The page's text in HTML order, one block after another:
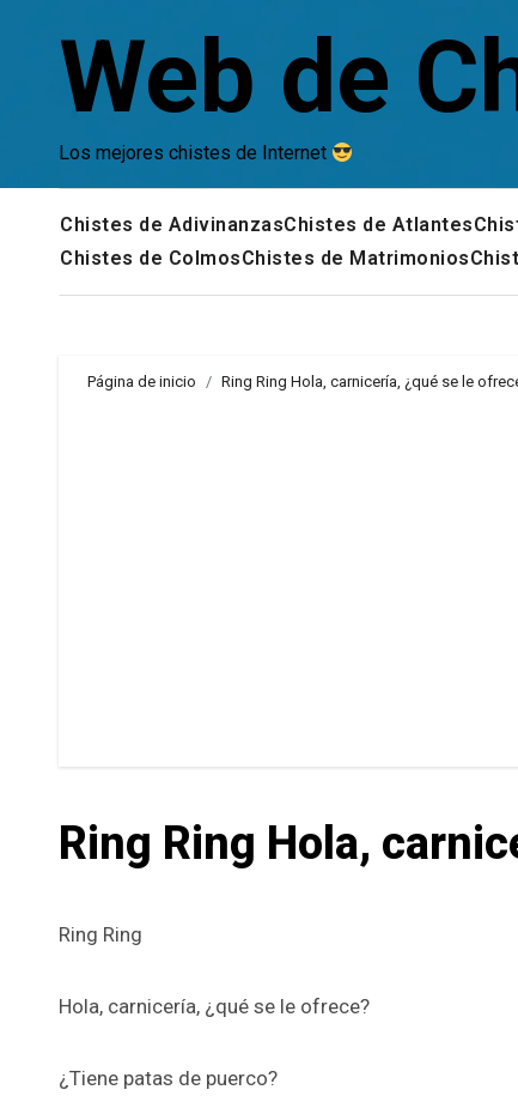
contenidoWeb de
Los mejores chistes de Internet
Chistes de AdivinanzasChistes de Atlantes
Chistes de ColmosChistes de Matrimonios
Página de inicio Ring Ring Hola, carnicería, ¿qué se le
Ring Ring Hola,
Ring Ring
Hola, carnicería, ¿qué se le ofrece?
¿Tiene patas de puerco?